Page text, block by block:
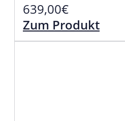
639,00€
Zum Produkt